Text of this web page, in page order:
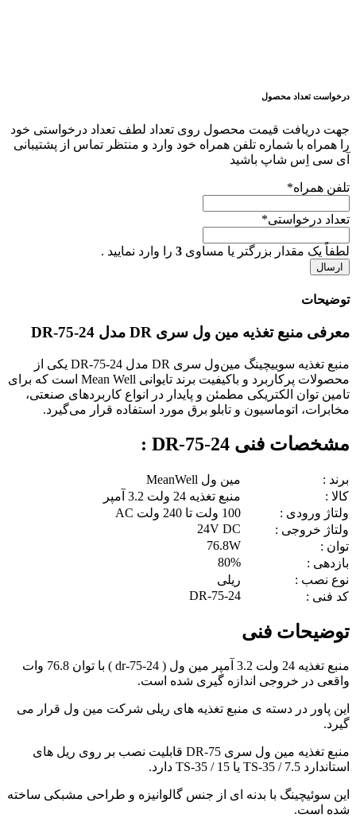
درخواست تعداد محصول
جهت دریافت قیمت محصول روی تعداد لطف تعداد درخواستی خود
را همراه با شماره تلفن همراه خود وارد و منتظر تماس از پشتیبانی
آی سی اِس شاپ باشید
تلفن همراه*
تعداد درخواستی*
لطفاً یک مقدار بزرگتر یا مساوی 3 را وارد نمایید .
توضیحات
معرفی منبع تغذیه مین ول سری DR مدل DR-75-24
منبع تغذیه سوییچینگ مین‌ول سری DR مدل DR-75-24 یکی از
محصولات پرکاربرد و باکیفیت برند تایوانی Mean Well است که برای
تامین توان الکتریکی مطمئن و پایدار در انواع کاربردهای صنعتی،
مخابرات، اتوماسیون و تابلو برق مورد استفاده قرار می‌گیرد.
مشخصات فنی DR-75-24 :
برند :
مین ول MeanWell
کالا :
منبع تغذیه 24 ولت 3.2 آمپر
ولتاژ ورودی :
100 ولت تا 240 ولت AC
ولتاژ خروجی :
24V DC
توان :
76.8W
بازدهی :
80%
نوع نصب :
ریلی
کد فنی :
DR-75-24
توضیحات فنی
منبع تغذیه 24 ولت 3.2 آمپر مین ول ( dr-75-24 ) با توان 76.8 وات
واقعی در خروجی اندازه گیری شده است.
این پاور در دسته ی منبع تغذیه های ریلی شرکت مین ول قرار می
گیرد.
منبع تغذیه مین ول سری DR-75 قابلیت نصب بر روی ریل های
استاندارد TS-35 / 7.5 یا TS-35 / 15 دارد.
این سوئیچینگ با بدنه ای از جنس گالوانیزه و طراحی مشبکی ساخته
شده است.